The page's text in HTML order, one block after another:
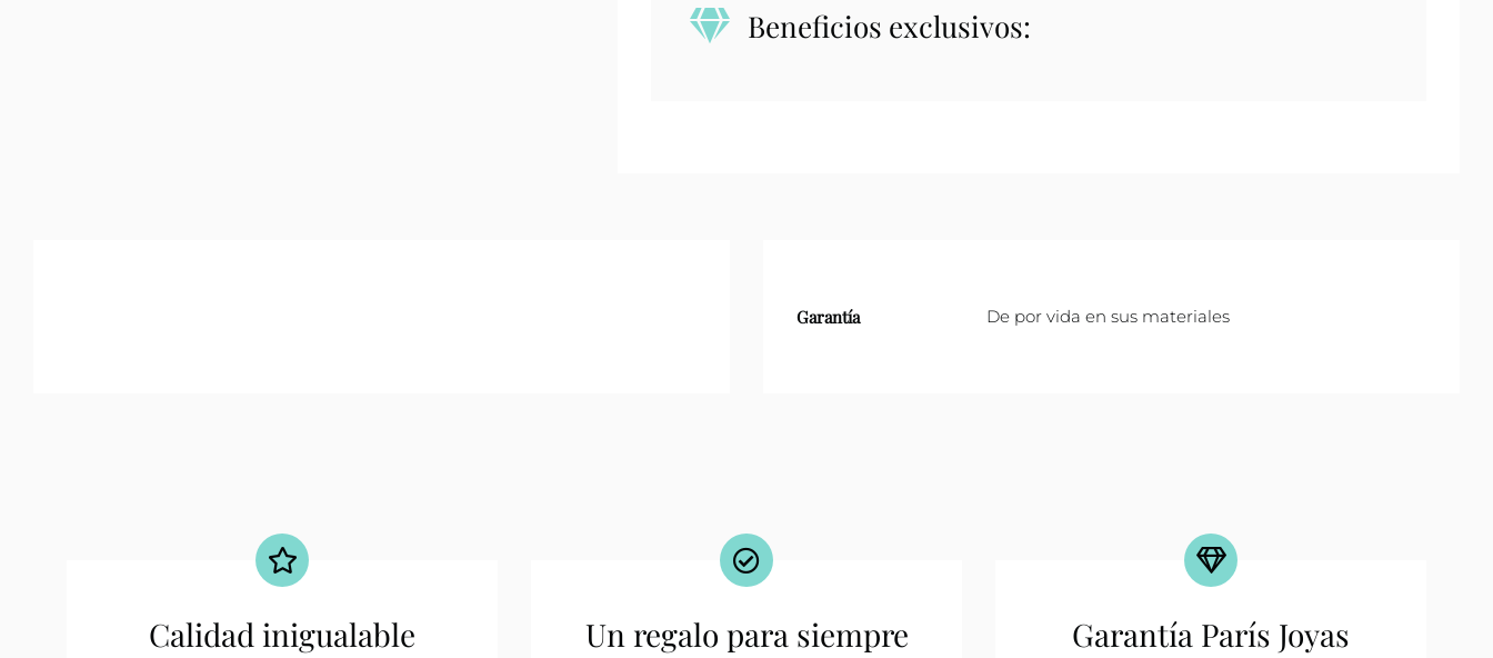
oro
Beneficios exclusivos:
Garantía De por vida en sus materiales
Calidad inigualable Un regalo para siempre Garantía París Joyas